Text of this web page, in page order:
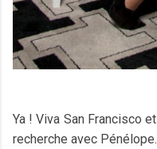
Ya ! Viva San Francisco et
recherche avec Pénélope.